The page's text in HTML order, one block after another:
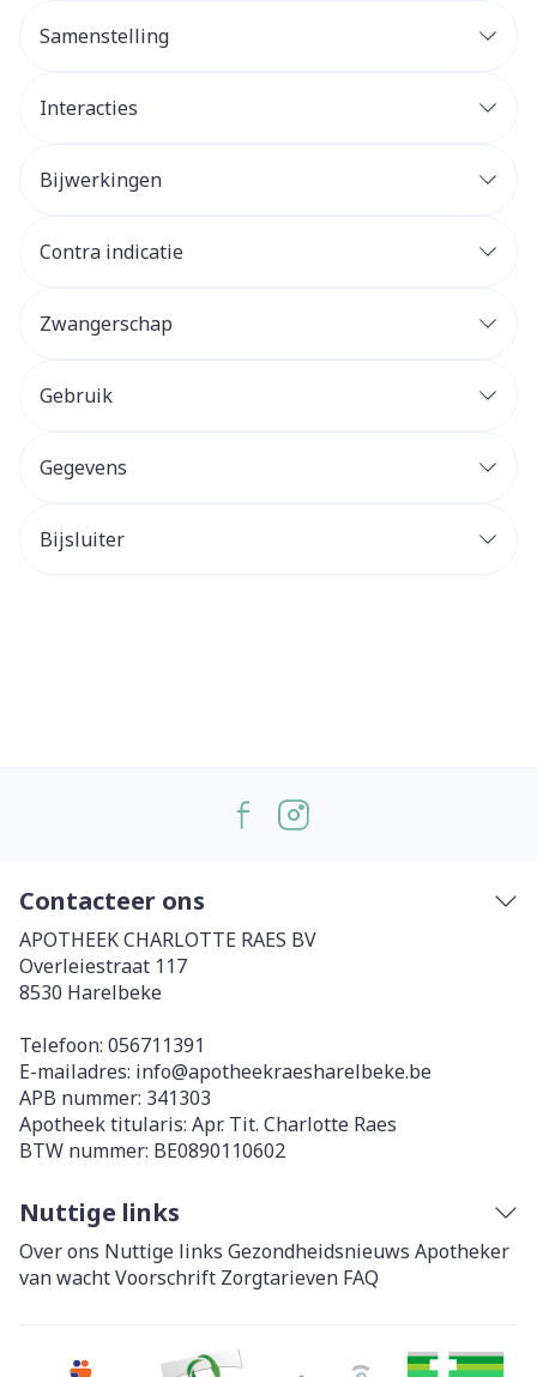
Samenstelling
Interacties
Bijwerkingen
Contra indicatie
Zwangerschap
Gebruik
Gegevens
Bijsluiter
Contacteer ons
APOTHEEK CHARLOTTE RAES BV
Overleiestraat 117
8530 Harelbeke
Telefoon: 056711391
E-mailadres: info@apotheekraesharelbeke.be
APB nummer: 341303
Apotheek titularis: Apr. Tit. Charlotte Raes
BTW nummer: BE0890110602
Nuttige links
Over ons Nuttige links Gezondheidsnieuws Apotheker
van wachtVoorschrift Zorgtarieven FAQ